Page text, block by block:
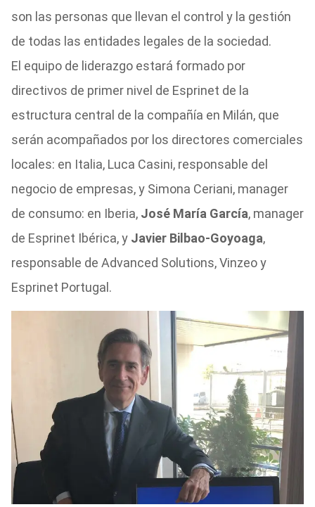
son las personas que llevan el control y la gestión
de todas las entidades legales de la sociedad.
El equipo de liderazgo estará formado por
directivos de primer nivel de Esprinet de la
estructura central de la compañía en Milán, que
serán acompañados por los directores comerciales
locales: en Italia, Luca Casini, responsable del
negocio de empresas, y Simona Ceriani, manager
de consumo: en Iberia, José María García, manager
de Esprinet Ibérica, y Javier Bilbao-Goyoaga,
responsable de Advanced Solutions, Vinzeo y
Esprinet Portugal.